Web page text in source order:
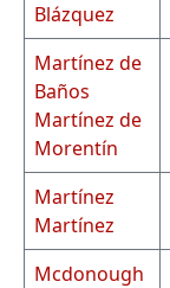
Blázquez
Martínez de
Baños
Martínez de
Morentín
Martínez
Martínez
Mcdonough